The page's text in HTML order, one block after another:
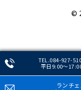
TEL.084-927-
平日9:00～
ランチ
©